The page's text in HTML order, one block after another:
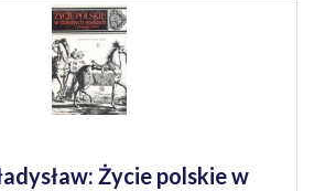
Życie polskie w